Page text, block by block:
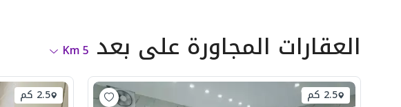
العقارات المجاورة على بعد 5
Km
2.5 كم 2.5 كم